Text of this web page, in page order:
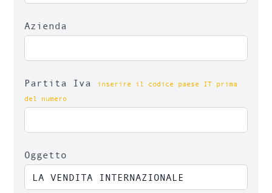
Azienda
Partita Iva
inserire il codice paese IT prima
del numero
Oggetto